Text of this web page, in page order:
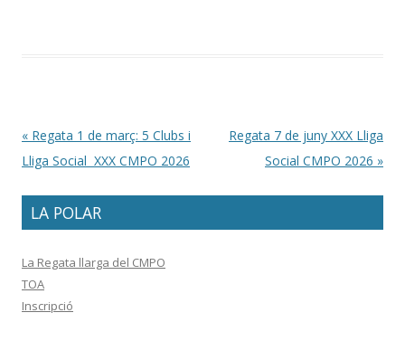
Post navigation
« Regata 1 de març: 5 Clubs i
Lliga Social XXX CMPO 2026
Regata 7 de juny XXX Lliga
Social CMPO 2026 »
LA POLAR
La Regata llarga del CMPO
TOA
Inscripció